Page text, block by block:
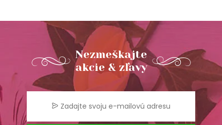
Nezmeškajte
akcie & zľavy